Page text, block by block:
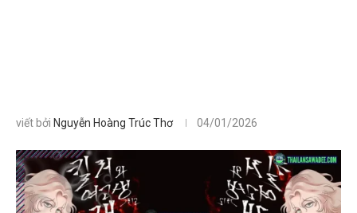
viết bởi Nguyễn Hoàng Trúc Thơ 04/01/2026